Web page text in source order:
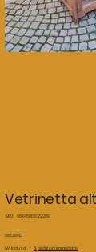
Vetrinetta
SKU: SKU
22269
68X45X130 22269
Prezzo
585,00 €
IVA inclusa Spedizioni immediate